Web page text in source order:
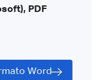
PDF
Word